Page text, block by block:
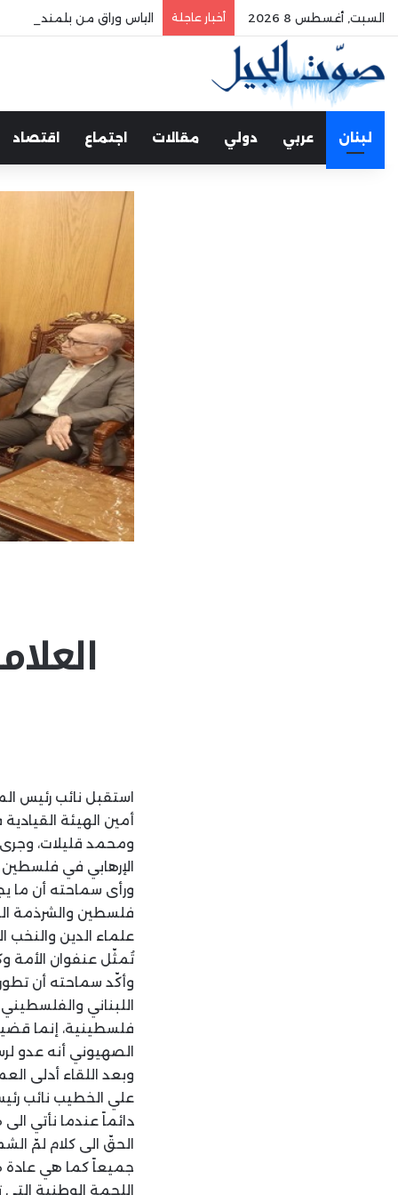
السبت, أغسطس 8 2026 أخبار عاجلة الياس وراق من بلمند سوق
لبنان عربي دولي مقالات اجتماع اقتصاد
استقبل نائب رئيس
أمين الهيئة
ومحمد قليلات،
الإرهابي في فلسطين
ورأى سماحته أن ما
فلسطين والشرذمة
علماء الدين
تُمثّل عنفوان الأمة
وأكّد سماحته أن
اللبناني
فلسطينية، إنما
الصهيوني أنه عدو
وبعد اللقاء أدلى
علي الخطيب نائب
دائماً عندما نأتي
الحقّ الى كلام لمّ
جميعاً كما هي عادة
اللحمة الوطنية